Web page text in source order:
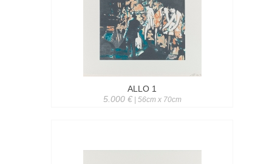
ALLO 1
5.000 €| 56cm x 70cm